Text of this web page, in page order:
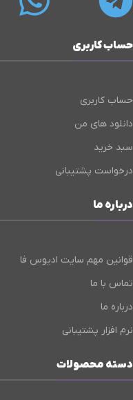
حساب کاربری
حساب کاربری
دانلود های من
سبد خرید
درخواست پشتیبانی
درباره ما
قوانین مهم سایت ادیوس فا
تماس با ما
درباره ما
نرم افزار پشتیبانی
دسته محصولات